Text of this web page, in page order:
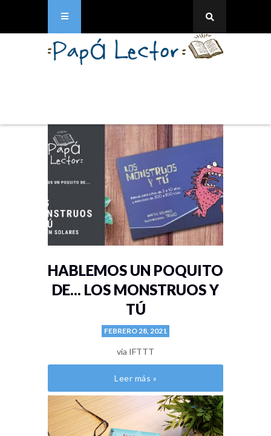
HABLEMOS UN POQUITO
DE... LOS MONSTRUOS Y
TÚ
FEBRERO 28, 2021
via IFTTT
Leer más »